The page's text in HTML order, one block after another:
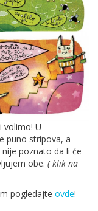
volimo! U
puno stripova, a
poznato da li će
obe. ( klik na
pogledajte ovde!